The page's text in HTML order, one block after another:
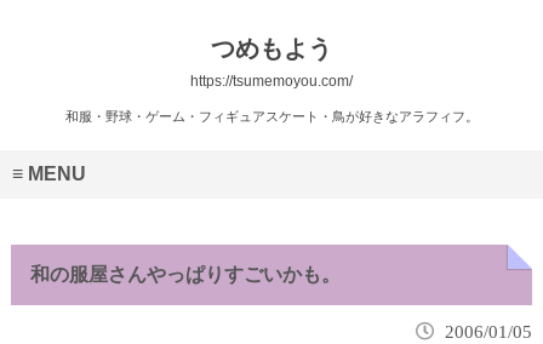
つめもよう
https://tsumemoyou.com/
和服・野球・ゲーム・フィギュアスケート・鳥が好きなアラフィフ。
MENU
和の服屋さんやっぱりすごいかも。
2006/01/05